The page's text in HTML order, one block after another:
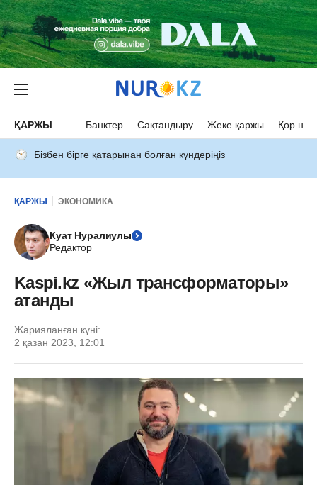
ҚАРЖЫ Банктер Сақтандыру Жеке қаржы Қор
Бізбен бірге қатарынан болған күндеріңіз
ҚАРЖЫ ЭКОНОМИКА
Куат Нуралиулы
Редактор
Kaspi.kz «Жыл трансформаторы»
атанды
Жарияланған күні:
2 қазан 2023, 12:01